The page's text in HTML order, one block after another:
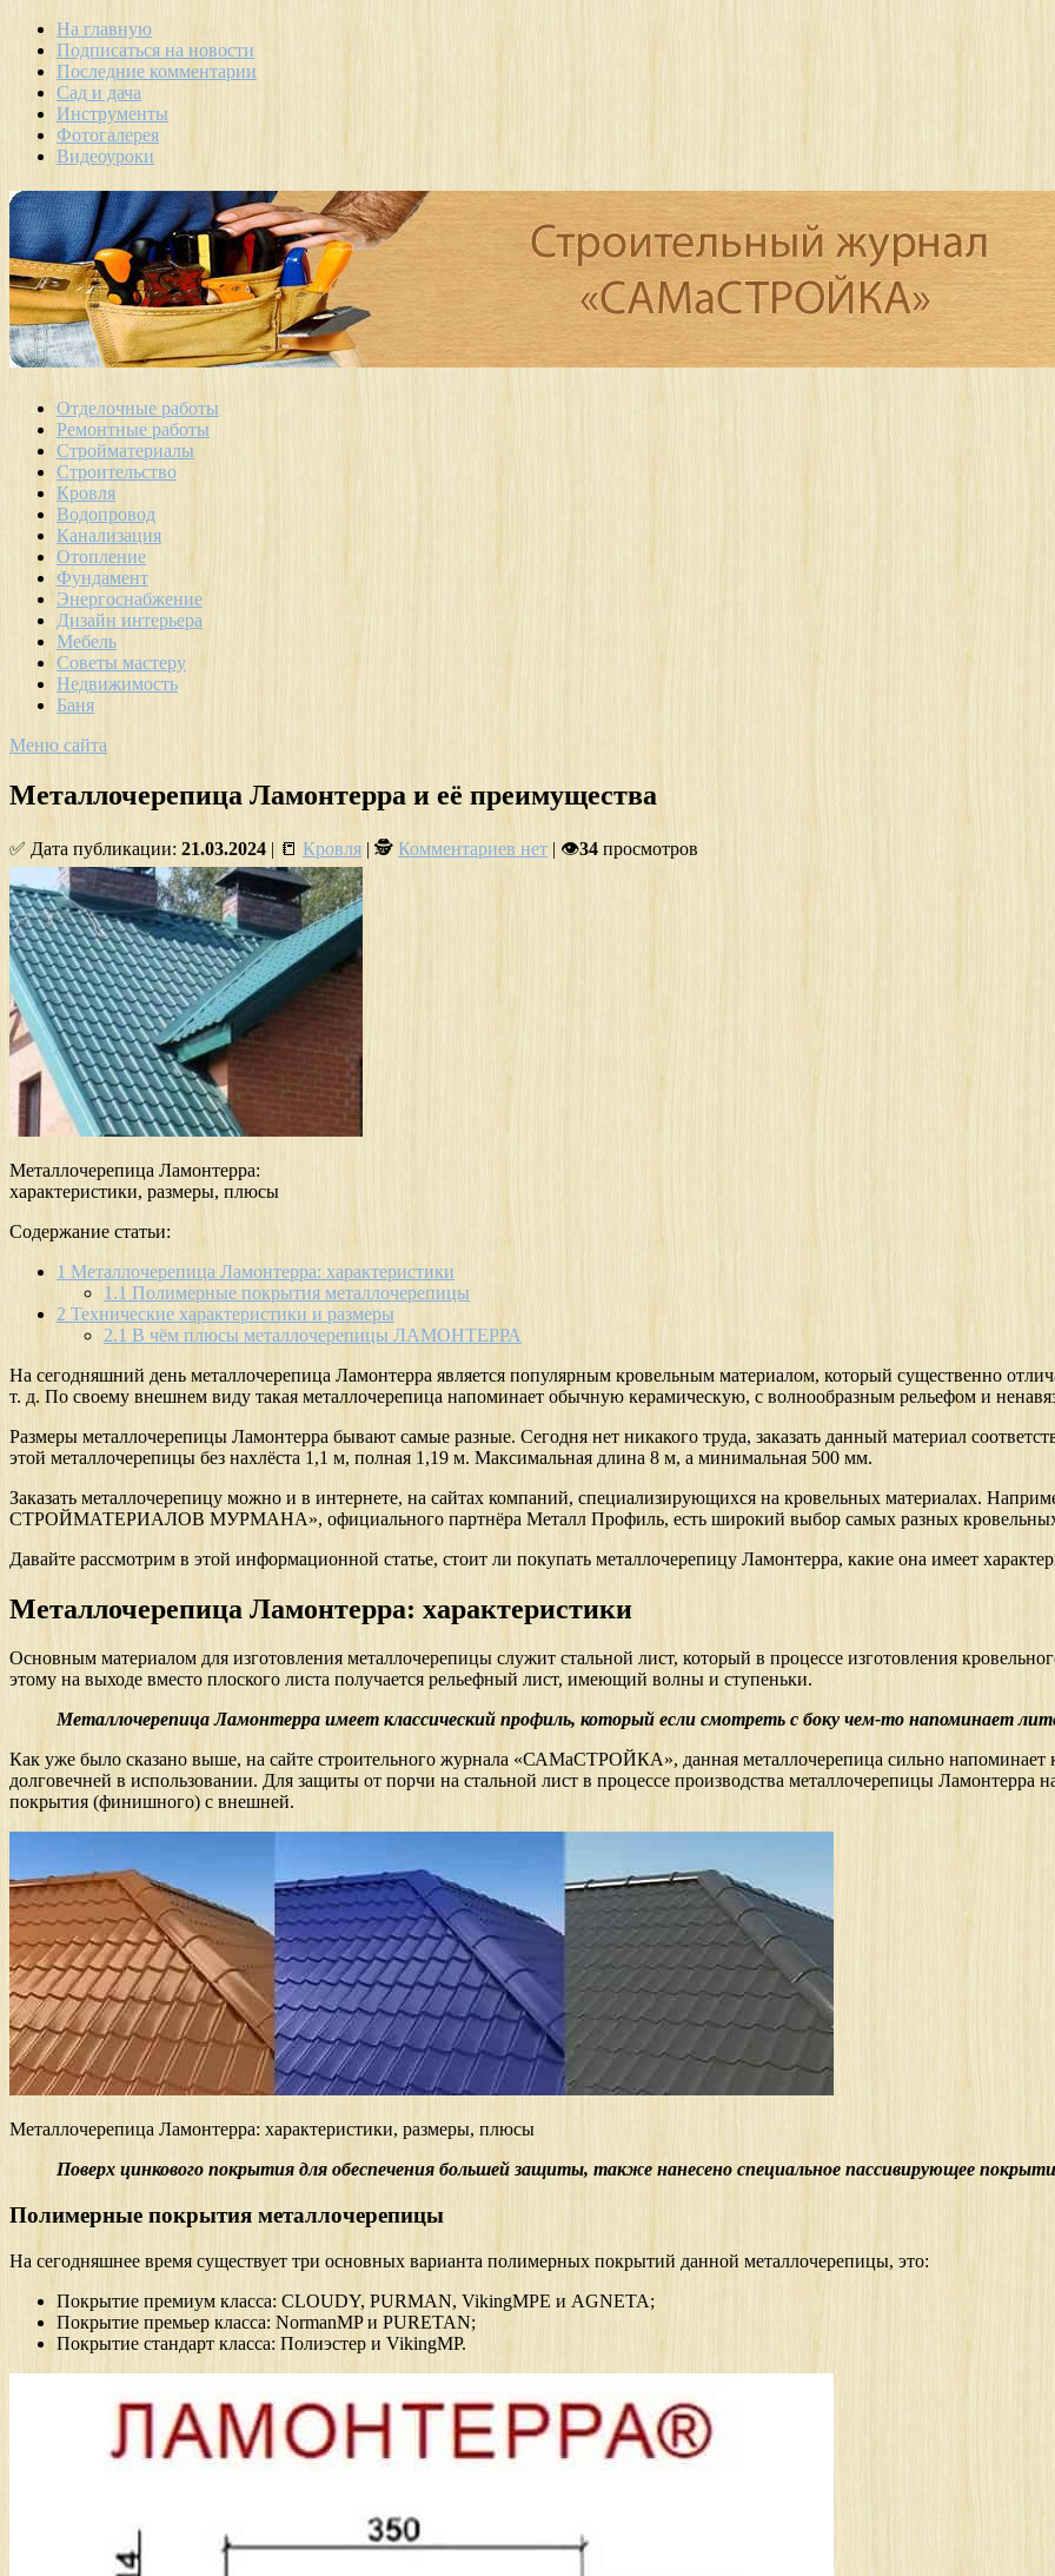
На главную
Подписаться на новости
Последние комментарии
Сад и дача
Инструменты
Фотогалерея
Видеоуроки
Отделочные работы
Ремонтные работы
Стройматериалы
Строительство
Кровля
Водопровод
Канализация
Отопление
Фундамент
Энергоснабжение
Дизайн интерьера
Мебель
Советы мастеру
Недвижимость
Баня
Меню сайта
Металлочерепица Ламонтерра и её преимущества
✅ Дата публикации: 21.03.2024 | 📒 Кровля | 🕵 Комментариев нет | 👁34 просмотров
Металлочерепица Ламонтерра:
характеристики, размеры, плюсы
Содержание статьи:
1 Металлочерепица Ламонтерра: характеристики
1.1 Полимерные покрытия металлочерепицы
2 Технические характеристики и размеры
2.1 В чём плюсы металлочерепицы ЛАМОНТЕРРА
На сегодняшний день металлочерепица Ламонтерра является популярным кровельным материалом, который существенно
т. д. По своему внешнем виду такая металлочерепица напоминает обычную керамическую, с волнообразным рельефом и
Размеры металлочерепицы Ламонтерра бывают самые разные. Сегодня нет никакого труда, заказать данный материал
этой металлочерепицы без нахлёста 1,1 м, полная 1,19 м. Максимальная длина 8 м, а минимальная 500 мм.
Заказать металлочерепицу можно и в интернете, на сайтах компаний, специализирующихся на кровельных материалах.
СТРОЙМАТЕРИАЛОВ МУРМАНА», официального партнёра Металл Профиль, есть широкий выбор самых разных кровельных
Давайте рассмотрим в этой информационной статье, стоит ли покупать металлочерепицу Ламонтерра, какие она имеет
Металлочерепица Ламонтерра: характеристики
Основным материалом для изготовления металлочерепицы служит стальной лист, который в процессе изготовления
этому на выходе вместо плоского листа получается рельефный лист, имеющий волны и ступеньки.
Металлочерепица Ламонтерра имеет классический профиль, который если смотреть с боку чем-то напоминает
Как уже было сказано выше, на сайте строительного журнала «САМаСТРОЙКА», данная металлочерепица сильно напоминает
долговечней в использовании. Для защиты от порчи на стальной лист в процессе производства металлочерепицы Ламонтерра
покрытия (финишного) с внешней.
Металлочерепица Ламонтерра: характеристики, размеры, плюсы
Поверх цинкового покрытия для обеспечения большей защиты, также нанесено специальное пассивирующее
Полимерные покрытия металлочерепицы
На сегодняшнее время существует три основных варианта полимерных покрытий данной металлочерепицы, это:
Покрытие премиум класса: CLOUDY, PURMAN, VikingMPE и AGNETA;
Покрытие премьер класса: NormanMP и PURETAN;
Покрытие стандарт класса: Полиэстер и VikingMP.